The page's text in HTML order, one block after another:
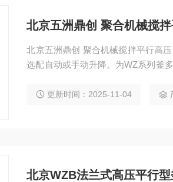
北京五洲鼎创 聚合机械搅
北京五洲鼎创 聚合机械搅拌平行高
选配自动或手动升降。为WZ系列釜
更新时间：2025-11-04
北京WZB法兰式高压平行